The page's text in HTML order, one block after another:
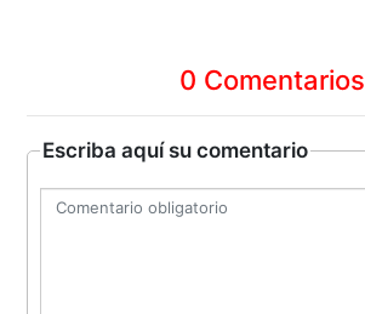
0 Comentarios
Escriba aquí su comentario